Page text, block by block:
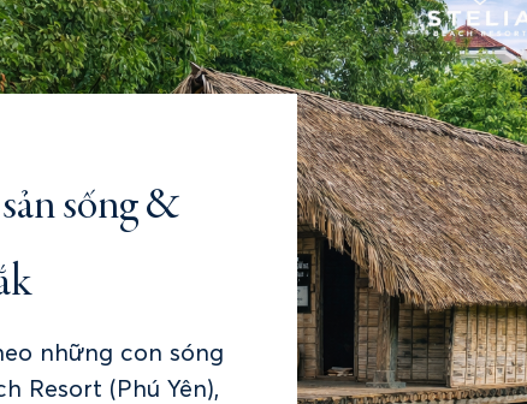
sống &
những con sóng
Resort (Phú Yên),